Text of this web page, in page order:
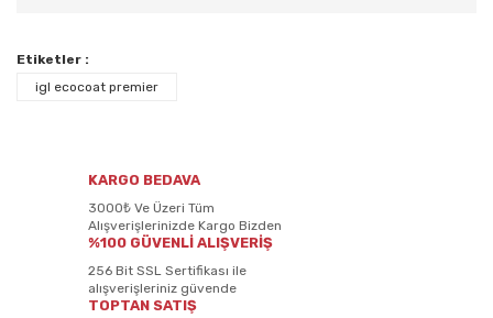
Etiketler :
igl ecocoat premier
KARGO BEDAVA
3000₺ Ve Üzeri Tüm
Alışverişlerinizde Kargo Bizden
%100 GÜVENLİ ALIŞVERİŞ
256 Bit SSL Sertifikası ile
alışverişleriniz güvende
TOPTAN SATIŞ